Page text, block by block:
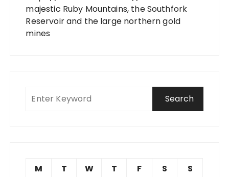
majestic Ruby Mountains, the Southfork
Reservoir and the large northern gold
mines
M T W T F S
S